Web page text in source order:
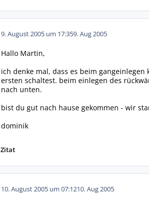
9. August 2005 um 17:359. Aug 2005
Hallo Martin,
ich denke mal, dass es beim
ersten schaltest. beim einlegen des
nach unten.
bist du gut nach hause gekommen - wir
dominik
Zitat
10. August 2005 um 07:1210. Aug 2005